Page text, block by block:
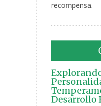
recompensa.
Desarrollo